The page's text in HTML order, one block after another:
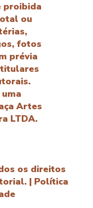
proibida
ou
fotos
prévia
Artes
LTDA.
os direitos
| Política